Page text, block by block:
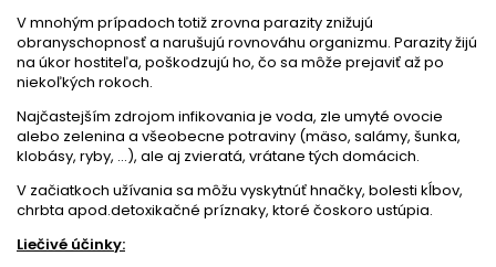
V mnohým prípadoch totiž zrovna parazity znižujú
obranyschopnosť a narušujú rovnováhu organizmu. Parazity žijú
na úkor hostiteľa, poškodzujú ho, čo sa môže prejaviť až po
niekoľkých rokoch.
Najčastejším zdrojom infikovania je voda, zle umyté ovocie
alebo zelenina a všeobecne potraviny (mäso, salámy, šunka,
klobásy, ryby, ...), ale aj zvieratá, vrátane tých domácich.
V začiatkoch užívania sa môžu vyskytnúť hnačky, bolesti kĺbov,
chrbta apod.detoxikačné príznaky, ktoré čoskoro ustúpia.
Liečivé účinky: